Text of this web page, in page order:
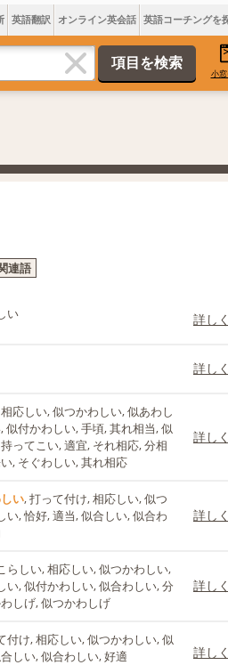
英語翻訳 オンライン英会話 英語コーチングを
小
連語
い 詳し
詳し
応しい, 似つかわしい, 似あわし
似付かわしい, 手頃, 其れ相当, 似
ってこい, 適宜, それ相応, 分相
, そぐわしい, 其れ相応
詳し
い, 打って付け, 相応しい, 似つ
い, 恰好, 適当, 似合しい, 似合わ
詳し
らしい, 相応しい, 似つかわしい,
い, 似付かわしい, 似合わしい, 分
しげ, 似つかわしげ
詳し
付け, 相応しい, 似つかわしい, 似
しい, 似合わしい, 好適
詳し